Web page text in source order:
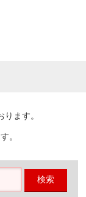
ます。
。
検索